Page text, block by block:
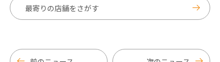
最寄りの店舗をさがす